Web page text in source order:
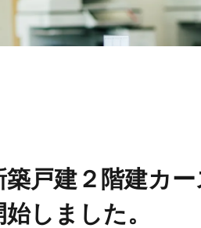
築戸建２階建カ
しました。